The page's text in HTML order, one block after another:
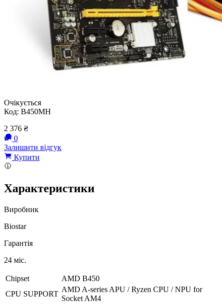
Очікується
Код: B450MH
2 376 ₴
0
Залишити відгук
Купити
Характеристики
Виробник
Biostar
Гарантія
24 міс.
Chipset
AMD B450
CPU SUPPORT
AMD A-series APU / Ryzen CPU / NPU for
Socket AM4